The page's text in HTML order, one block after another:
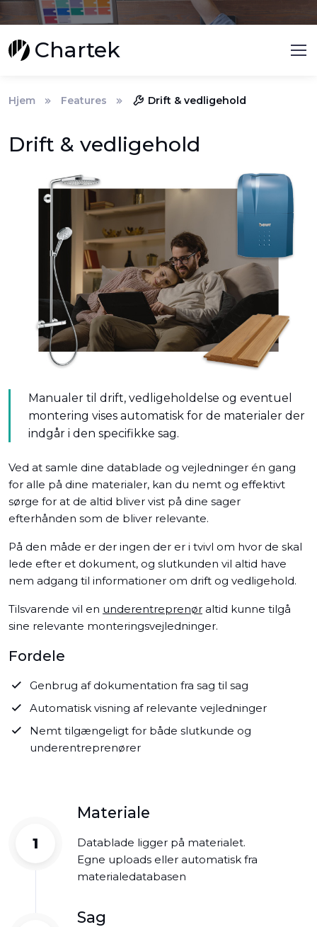
Chartek
Hjem Features Drift & vedligehold
Drift & vedligehold
Manualer til drift, vedligeholdelse og eventuel
montering vises automatisk for de materialer der
indgår i den specifikke sag.
Ved at samle dine datablade og vejledninger én gang
for alle på dine materialer, kan du nemt og effektivt
sørge for at de altid bliver vist på dine sager
efterhånden som de bliver relevante.
På den måde er der ingen der er i tvivl om hvor de skal
lede efter et dokument, og slutkunden vil altid have
nem adgang til informationer om drift og vedligehold.
Tilsvarende vil en underentreprenør altid kunne tilgå
sine relevante monteringsvejledninger.
Fordele
Genbrug af dokumentation fra sag til sag
Automatisk visning af relevante vejledninger
Nemt tilgængeligt for både slutkunde og
underentreprenører
1
Materiale
Datablade ligger på materialet.
Egne uploads eller automatisk fra
materialedatabasen
Sag